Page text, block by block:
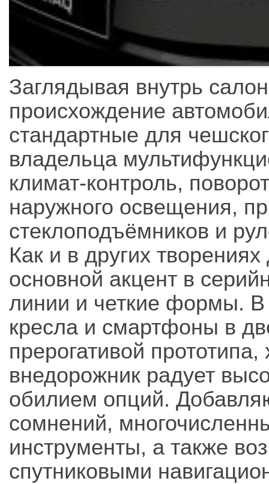
Заглядывая внутрь
происхождение
стандартные для
владельца
климат-контроль,
наружного освещения,
стеклоподъёмников и
Как и в других
основной акцент в
линии и четкие формы. В
кресла и смартфоны в
прерогативой
внедорожник радует
обилием опций.
сомнений,
инструменты, а также
спутниковыми